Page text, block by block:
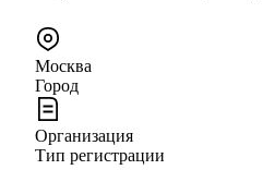
Москва
Город
Организация
Тип регистрации